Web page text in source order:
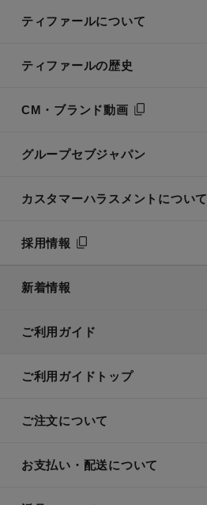
ティファールについて
ティファールの歴史
CM・ブランド動画
グループセブジャパン
カスタマーハラスメントについて
採用情報
新着情報
ご利用ガイド
ご利用ガイドトップ
ご注文について
お支払い・配送について